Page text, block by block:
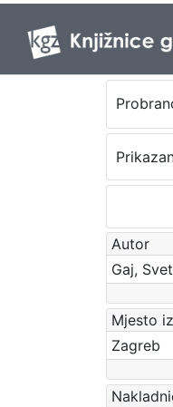
Autor
Gaj,
Mjesto
Zagreb